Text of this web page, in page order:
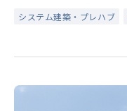
システム建築・プレハブ